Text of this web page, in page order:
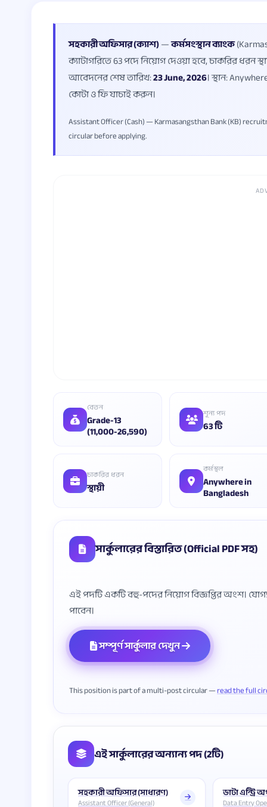
সহকারী অফিসার (ক্যাশ)—কর্মসংস্থান ব্যাংক
ক্যাটাগরিতে 63 পদে নিয়োগ দেওয়া হবে, চাকরির ধরন
আবেদনের শেষ তারিখ:23 June, 2026। স্থান:
কোটা ও ফি যাচাই করুন।
Assistant Officer (Cash) — Karmasangsthan Bank (KB)
circular before applying.
বেতন
Grade-13
(11,000-26,590)
শূন্য পদ
63 টি
চাকরির ধরন
স্থায়ী
কর্মস্থল
Anywhere in
Bangladesh
সার্কুলারের বিস্তারিত (Official PDF সহ)
এই পদটি একটি বহু-পদের নিয়োগ বিজ্ঞপ্তির অংশ।
সম্পূর্ণ সার্কুলার দেখুন
This position is part of a multi-post circular —read the full
এই সার্কুলারের অন্যান্য পদ (2টি)
সহকারী অফিসার (সাধারণ)
Assistant Officer (General)
ডাটা এন্ট্রি
Data Entry